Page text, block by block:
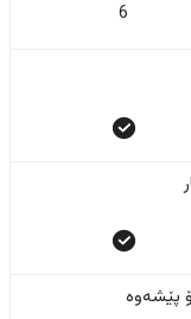
6
پێشەوە